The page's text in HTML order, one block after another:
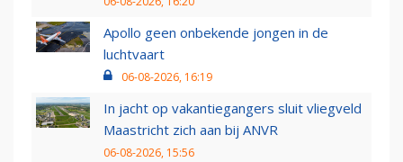
Apollo geen onbekende jongen in de
luchtvaart
06-08-2026, 16:19
In jacht op vakantiegangers sluit vliegveld
Maastricht zich aan bij ANVR
06-08-2026, 15:56